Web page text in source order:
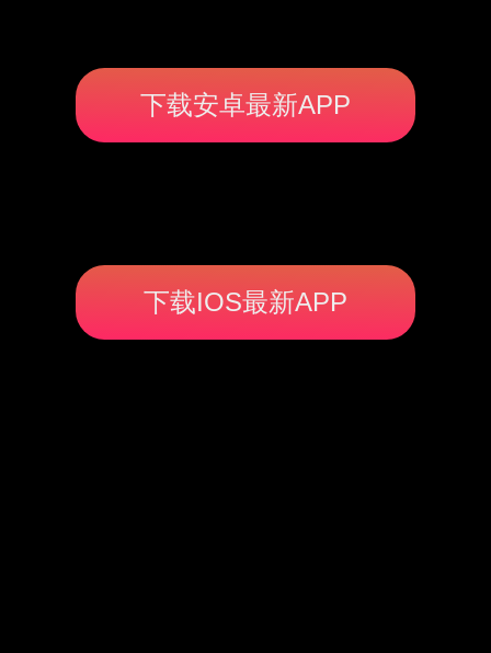
下载安卓最新APP
下载IOS最新APP